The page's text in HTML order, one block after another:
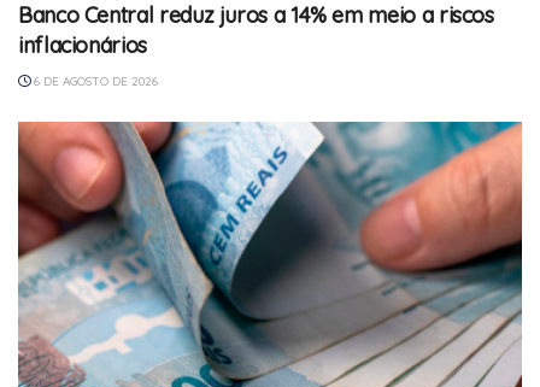
Banco Central reduz juros a 14% em meio a riscos
inflacionários
6 DE AGOSTO DE 2026